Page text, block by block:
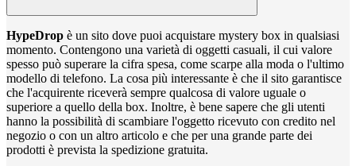
HypeDrop è un sito dove puoi acquistare mystery box in qualsiasi
momento. Contengono una varietà di oggetti casuali, il cui valore
spesso può superare la cifra spesa, come scarpe alla moda o l'ultimo
modello di telefono. La cosa più interessante è che il sito garantisce
che l'acquirente riceverà sempre qualcosa di valore uguale o
superiore a quello della box. Inoltre, è bene sapere che gli utenti
hanno la possibilità di scambiare l'oggetto ricevuto con credito nel
negozio o con un altro articolo e che per una grande parte dei
prodotti è prevista la spedizione gratuita.